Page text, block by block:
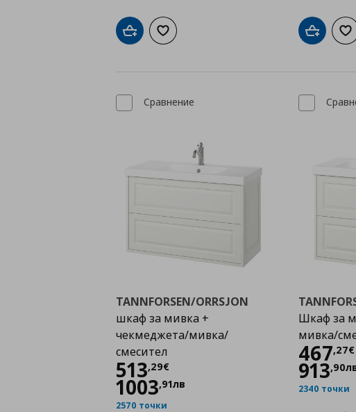
Добави в кошницата
Добави към списъка с любими Добави в
Сравнение
TANNFORSEN/ORRSJON
шкаф за мивка +
чекмеджета/мивка/
смесител
513,29€
Цена
1003,91лв
2570 точки
Шкаф за
мивка/
467,27€
Цена
913,90
2340 точки